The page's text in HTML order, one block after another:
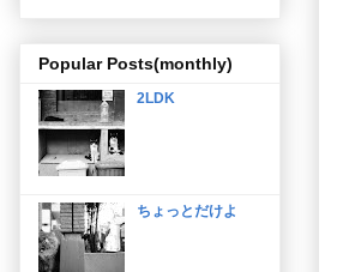
Popular Posts(monthly)
2LDK
ちょっとだけよ